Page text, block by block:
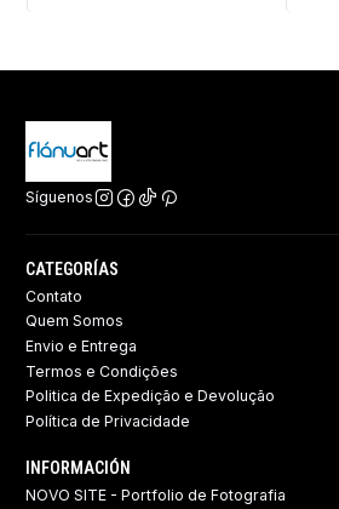
Síguenos
CATEGORÍAS
Contato
Quem Somos
Envio e Entrega
Termos e Condições
Politica de Expedição e Devolução ​
Política de Privacidade
INFORMACIÓN
NOVO SITE - Portfolio de Fotografia